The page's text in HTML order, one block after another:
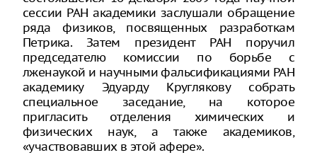
сессии РАН академики заслушали обращение
ряда физиков, посвященных разработкам
Петрика. Затем президент РАН поручил
председателю комиссии по борьбе с
лженаукой и научными фальсификациями РАН
академику Эдуарду Круглякову собрать
специальное заседание, на которое
пригласить отделения химических и
физических наук, а также академиков,
«участвовавших в этой афере».